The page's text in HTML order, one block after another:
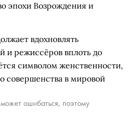
эпохи Возрождения и
вдохновлять
и режиссёров вплоть до
символом женственности,
совершенства в мировой
ошибаться, поэтому